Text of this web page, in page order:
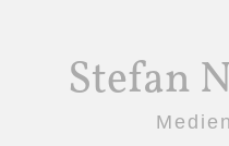
Stefan